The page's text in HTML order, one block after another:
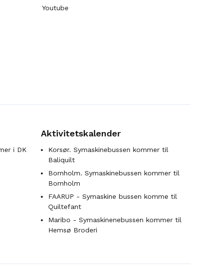
Youtube
i DK
Aktivitetskalender
Korsør. Symaskinebussen kommer til
Baliquilt
Bornholm. Symaskinebussen kommer til
Bornholm
FAARUP - Symaskine bussen komme til
Quiltefant
Maribo - Symaskinenebussen kommer til
Hemsø Broderi